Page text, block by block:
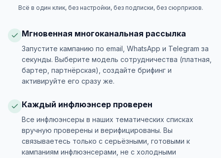
Всё в один клик, без настройки, без подписки, без сюрпризов.
Мгновенная многоканальная рассылка
Запустите кампанию по email, WhatsApp и Telegram за
секунды. Выберите модель сотрудничества (платная,
бартер, партнёрская), создайте брифинг и
активируйте его сразу же.
Каждый инфлюэнсер проверен
Все инфлюэнсеры в наших тематических списках
вручную проверены и верифицированы. Вы
связываетесь только с серьёзными, готовыми к
кампаниям инфлюэнсерами, не с холодными